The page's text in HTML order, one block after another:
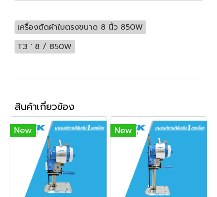
เครื่องตัดผ้าใบตรงขนาด 8 นิ้ว 850W
T3 ' 8 / 850W
สินค้าเกี่ยวข้อง
New New